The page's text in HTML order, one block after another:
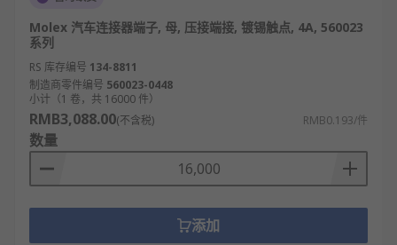
Molex 汽车连接器端子, 母, 压接端接, 镀锡触点, 4A, 560023
系列
RS 库存编号 134-8811
制造商零件编号 560023-0448
小计（1 卷，共 16000 件）
RMB3,088.00(不含税) RMB0.193/件
数量
添加